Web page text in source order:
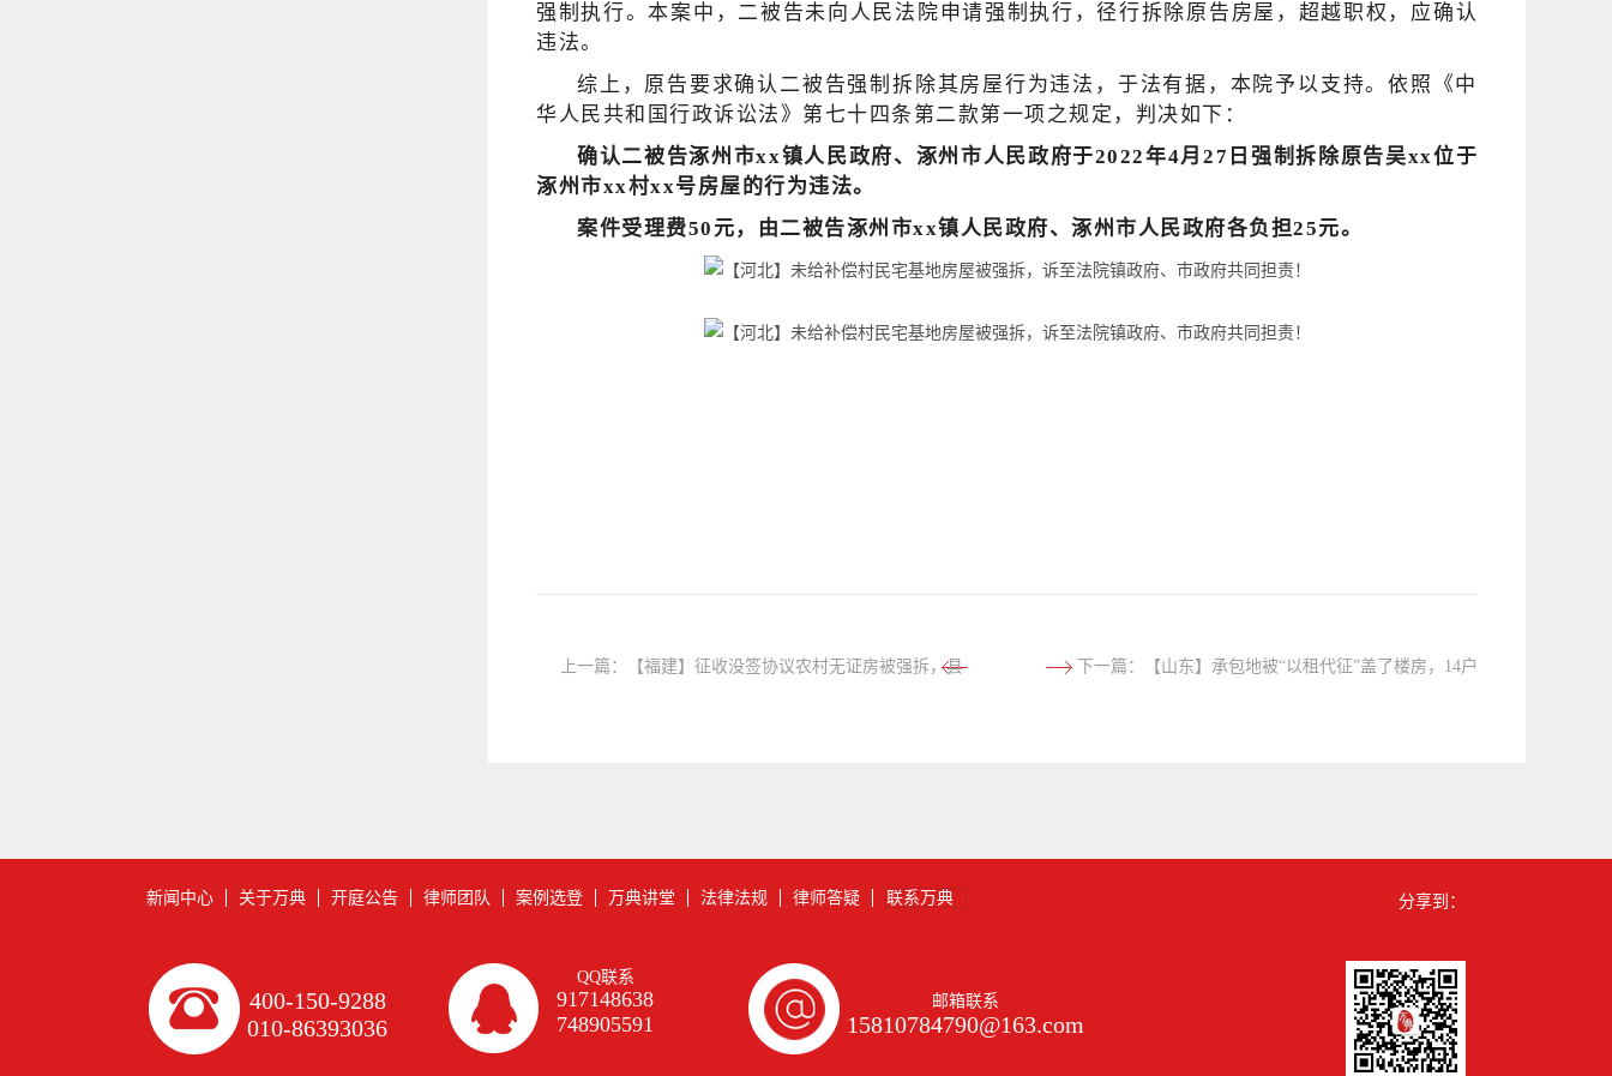
强制执行。本案中，二被告未向人民法院申请强制执行，径行拆除原告房屋，超越职权，应确认
违法。
综上，原告要求确认二被告强制拆除其房屋行为违法，于法有据，本院予以支持。依照《中
华人民共和国行政诉讼法》第七十四条第二款第一项之规定，判决如下：
确认二被告涿州市xx镇人民政府、涿州市人民政府于2022年4月27日强制拆除原告吴xx位于
涿州市xx村xx号房屋的行为违法。
案件受理费50元，由二被告涿州市xx镇人民政府、涿州市人民政府各负担25元。
上一篇：
【福建】征收没签协议农村无证房被强拆，县
下一篇：
【山东】承包地被“以租代征”盖了楼房，14户
分享到：
新闻中心 关于万典 开庭公告 律师团队 案例选登 万典讲堂 法律法规 律师答疑 联系万典
400-150-9288
010-86393036
QQ联系
917148638
748905591
邮箱联系
15810784790@163.com